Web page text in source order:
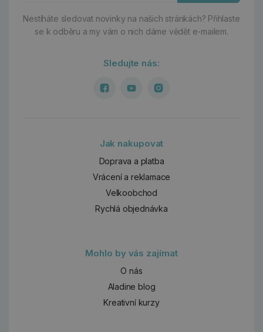
Nestíháte sledovat novinky na našich stránkách? Přihlaste
se k odběru a my vám o nich dáme vědět e-mailem.
Sledujte nás:
Jak nakupovat
Doprava a platba
Vrácení a reklamace
Velkoobchod
Rychlá objednávka
Mohlo by vás zajímat
O nás
Aladine blog
Kreativní kurzy